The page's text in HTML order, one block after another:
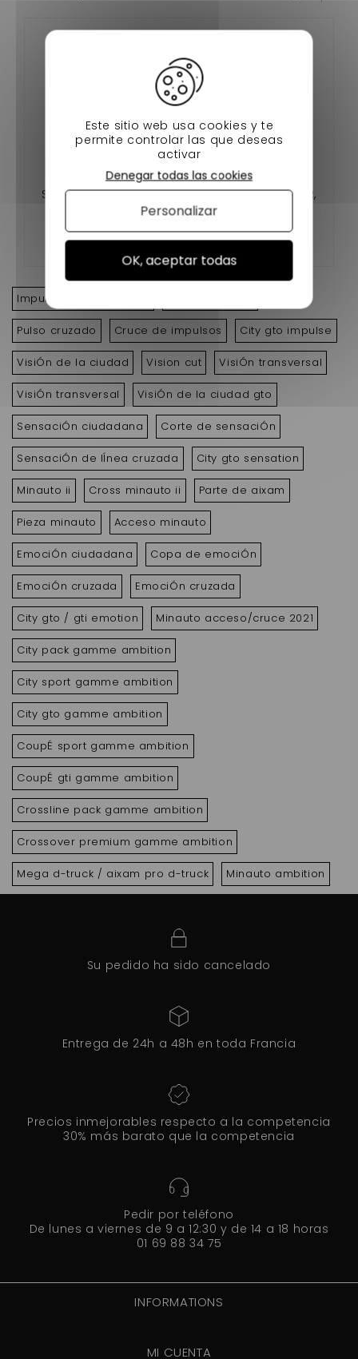
SUPPORT PARE CHOCS AIXAM CITY, CROSSOVER,
CROSSLINE, GTO, COUPE (GAMME IMPULSION)
ImpulsiÓn de la ciudad
Pulso cruzado Cruce de impulsos City gto impulse
VisiÓn de la ciudad Vision cut VisiÓn transversal
VisiÓn transversal VisiÓn de la ciudad gto
SensaciÓn ciudadana Corte de sensaciÓn
SensaciÓn de lÍnea cruzada City gto sensation
Minauto ii Cross minauto ii Parte de aixam
Pieza minauto Acceso minauto
EmociÓn ciudadana Copa de emociÓn
EmociÓn cruzada EmociÓn cruzada
City gto / gti emotion Minauto acceso/cruce 2021
City pack gamme ambition
City sport gamme ambition
City gto gamme ambition
CoupÉ sport gamme ambition
CoupÉ gti gamme ambition
Crossline pack gamme ambition
Crossover premium gamme ambition
Mega d-truck / aixam pro d-truck Minauto ambition
Su pedido ha sido cancelado
Entrega de 24h a 48h en toda Francia
Precios inmejorables respecto a la competencia
30% más barato que la competencia
Pedir por teléfono
De lunes a viernes de 9 a 12:30 y de 14 a 18 horas
01 69 88 34 75
INFORMATIONS
MI CUENTA
Este sitio web usa cookies y te
permite controlar las que deseas
activar
OK, aceptar todas
Denegar todas las cookies
Personalizar